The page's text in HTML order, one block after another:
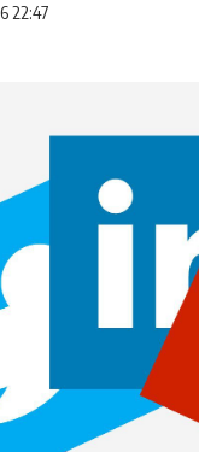
22:47